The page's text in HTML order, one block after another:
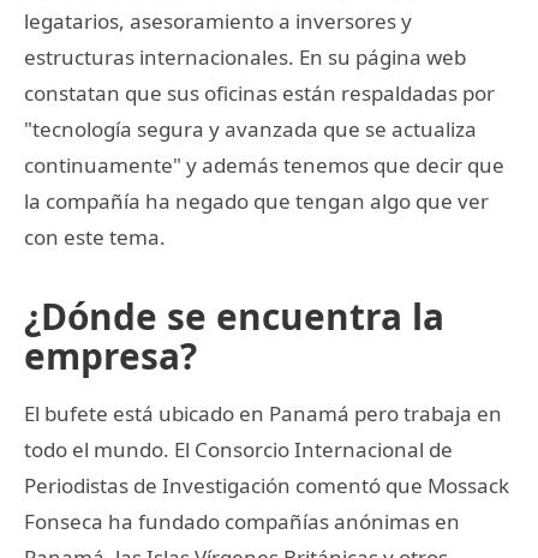
legatarios, asesoramiento a inversores y
estructuras internacionales. En su página web
constatan que sus oficinas están respaldadas por
"tecnología segura y avanzada que se actualiza
continuamente" y además tenemos que decir que
la compañía ha negado que tengan algo que ver
con este tema.
¿Dónde se encuentra la
empresa?
El bufete está ubicado en Panamá pero trabaja en
todo el mundo. El Consorcio Internacional de
Periodistas de Investigación comentó que Mossack
Fonseca ha fundado compañías anónimas en